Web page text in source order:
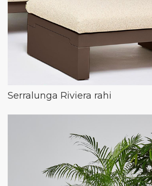
Serralunga Riviera rahi